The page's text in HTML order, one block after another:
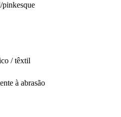
/ têxtil
à abrasão